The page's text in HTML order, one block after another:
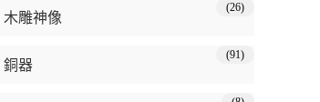
木雕神像
(26)
銅器
(91)